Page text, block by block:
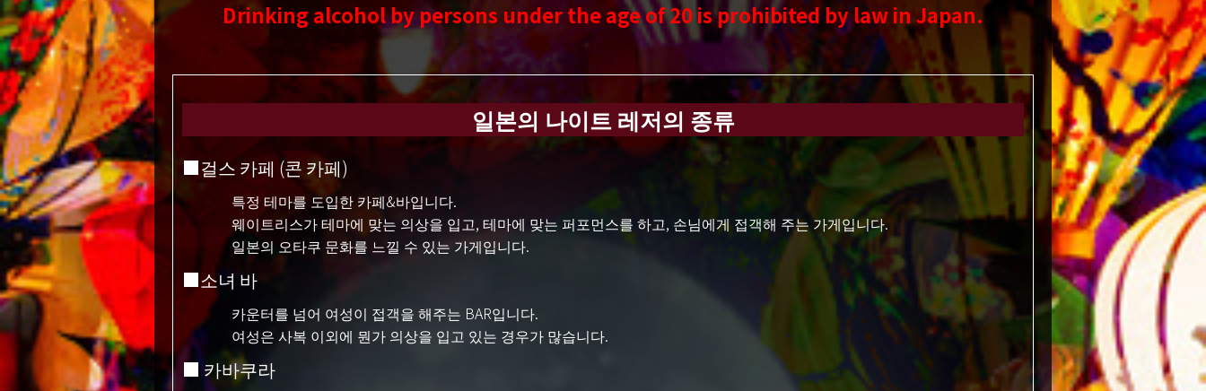
Drinking alcohol by persons under the age of 20 is prohibited bylaw in Japan.
일본의 나이트 레저의 종류
■걸스 카페 (콘 카페)
특정 테마를 도입한 카페&바입니다.
웨이트리스가 테마에 맞는 의상을 입고, 테마에 맞는 퍼포먼스를 하고, 손님에게 접객해 주는 가게입니다.
일본의 오타쿠 문화를 느낄 수 있는 가게입니다.
■소녀 바
카운터를 넘어 여성이 접객을 해주는 BAR입니다.
여성은 사복 이외에 뭔가 의상을 입고 있는 경우가 많습니다.
■ 카바쿠라